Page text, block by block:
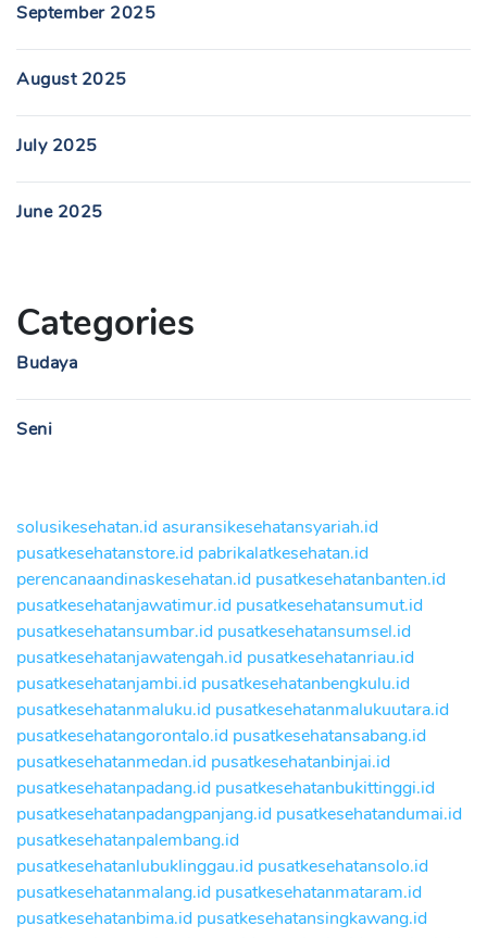
September 2025
August 2025
July 2025
June 2025
Categories
Budaya
Seni
solusikesehatan.id asuransikesehatansyariah.id
pusatkesehatanstore.id pabrikalatkesehatan.id
perencanaandinaskesehatan.id pusatkesehatanbanten.id
pusatkesehatanjawatimur.id pusatkesehatansumut.id
pusatkesehatansumbar.id pusatkesehatansumsel.id
pusatkesehatanjawatengah.id pusatkesehatanriau.id
pusatkesehatanjambi.id pusatkesehatanbengkulu.id
pusatkesehatanmaluku.id pusatkesehatanmalukuutara.id
pusatkesehatangorontalo.id pusatkesehatansabang.id
pusatkesehatanmedan.id pusatkesehatanbinjai.id
pusatkesehatanpadang.id pusatkesehatanbukittinggi.id
pusatkesehatanpadangpanjang.id pusatkesehatandumai.id
pusatkesehatanpalembang.id
pusatkesehatanlubuklinggau.id pusatkesehatansolo.id
pusatkesehatanmalang.id pusatkesehatanmataram.id
pusatkesehatanbima.id pusatkesehatansingkawang.id